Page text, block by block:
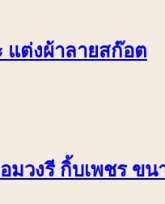
แต่งผ้าลายสก๊อต
มวงรี กิ้บเพชร ขน